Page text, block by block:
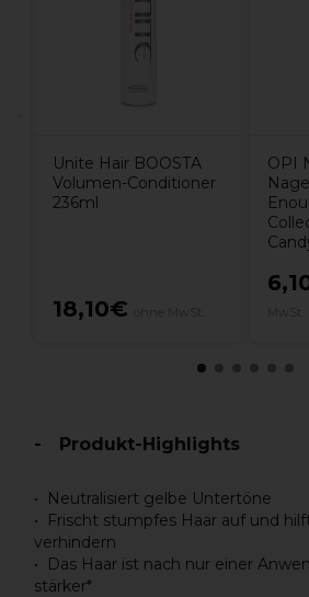
Unite Hair BOOSTA
Volumen-Conditioner
236ml
18,10€
OPI
Produkt-Highlights
Neutralisiert gelbe Untertöne
Frischt stumpfes Haar auf und
verhindern
Das Haar ist nach nur einer
stärker*